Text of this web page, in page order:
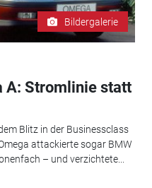
Bildergalerie
A: Stromlinie statt
Blitz in der Businessclass
attackierte sogar BMW
– und verzichtete...